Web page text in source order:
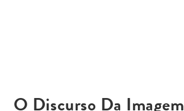
O Discurso Da Imagem